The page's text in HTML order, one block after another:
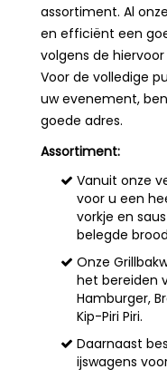
assortiment. Al
en efficiënt een
volgens de
Voor de volledige
uw evenement,
goede adres.
Assortiment:
Vanuit onze
voor u een
vorkje en
belegde
Onze
het bereiden
Hamburger,
Kip-Piri Piri.
Daarnaast
ijswagens